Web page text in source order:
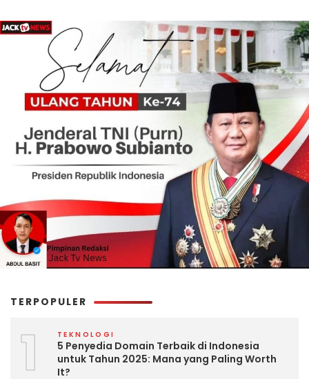
TERPOPULER
1 TEKNOLOGI
5 Penyedia Domain Terbaik di Indonesia
untuk Tahun 2025: Mana yang Paling Worth
It?